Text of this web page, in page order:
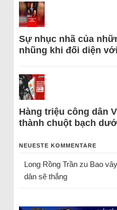
Sự nhục nhã của
nhũng khi đối diện
Hàng triệu công dân
thành chuột bạch
NEUESTE KOMMENTARE
Long Rồng Trầnzu Bao
dân sẽ thắng